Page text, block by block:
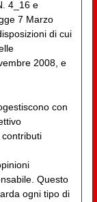
4_16 e
7 Marzo
di cui
2008, e
con
Questo
ogni tipo di